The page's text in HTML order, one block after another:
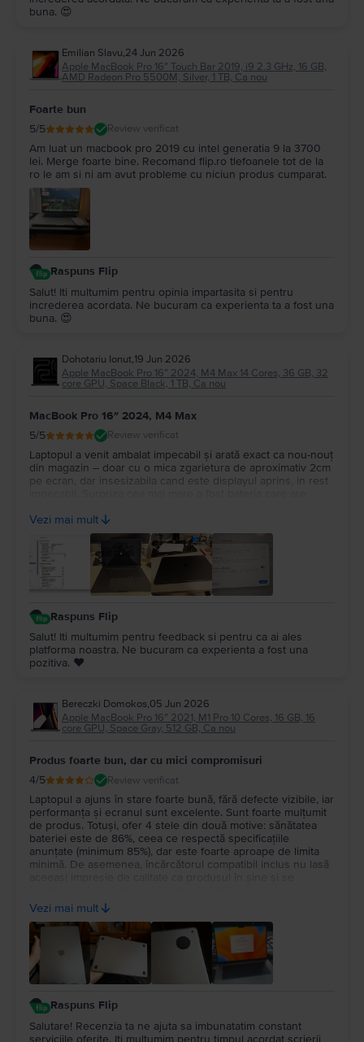
buna. 😍
Emilian Slavu,24 Jun 2026
Apple MacBook Pro 16″ Touch Bar 2019, i9 2.3 GHz, 16 GB,
AMD Radeon Pro 5500M, Silver, 1 TB, Ca nou
Foarte bun
5/5 Review verificat
Am luat un macbook pro 2019 cu intel generatia 9 la 3700
lei. Merge foarte bine. Recomand flip.ro tlefoanele tot de la
ro le am si ni am avut probleme cu niciun produs cumparat.
Raspuns Flip
Salut! Iti multumim pentru opinia impartasita si pentru
increderea acordata. Ne bucuram ca experienta ta a fost una
buna. 😍
Dohotariu Ionut,19 Jun 2026
Apple MacBook Pro 16″ 2024, M4 Max 14 Cores, 36 GB, 32
core GPU, Space Black, 1 TB, Ca nou
MacBook Pro 16″ 2024, M4 Max
5/5 Review verificat
Laptopul a venit ambalat impecabil și arată exact ca nou-nouț
din magazin – doar cu o mica zgarietura de aproximativ 2cm
pe ecran, dar insesizabila cand este displayul aprins, in rest
sufletul, chiar fac treabă serioasă!
Vezi mai mult
Raspuns Flip
Salut! Iti multumim pentru feedback si pentru ca ai ales
platforma noastra. Ne bucuram ca experienta a fost una
pozitiva. ❤️
Bereczki Domokos,05 Jun 2026
Apple MacBook Pro 16″ 2021, M1 Pro 10 Cores, 16 GB, 16
core GPU, Space Gray, 512 GB, Ca nou
Produs foarte bun, dar cu mici compromisuri
4/5 Review verificat
Laptopul a ajuns în stare foarte bună, fără defecte vizibile, iar
performanța și ecranul sunt excelente. Sunt foarte mulțumit
de produs. Totuși, ofer 4 stele din două motive: sănătatea
bateriei este de 86%, ceea ce respectă specificațiile
anunțate (minimum 85%), dar este foarte aproape de limita
minimă. De asemenea, încărcătorul compatibil inclus nu lasă
experiența cu Flip a fost foarte bună și aș recomanda
serviciul.
Vezi mai mult
Raspuns Flip
Salutare! Recenzia ta ne ajuta sa imbunatatim constant
serviciile oferite. Iti multumim pentru timpul acordat scrierii